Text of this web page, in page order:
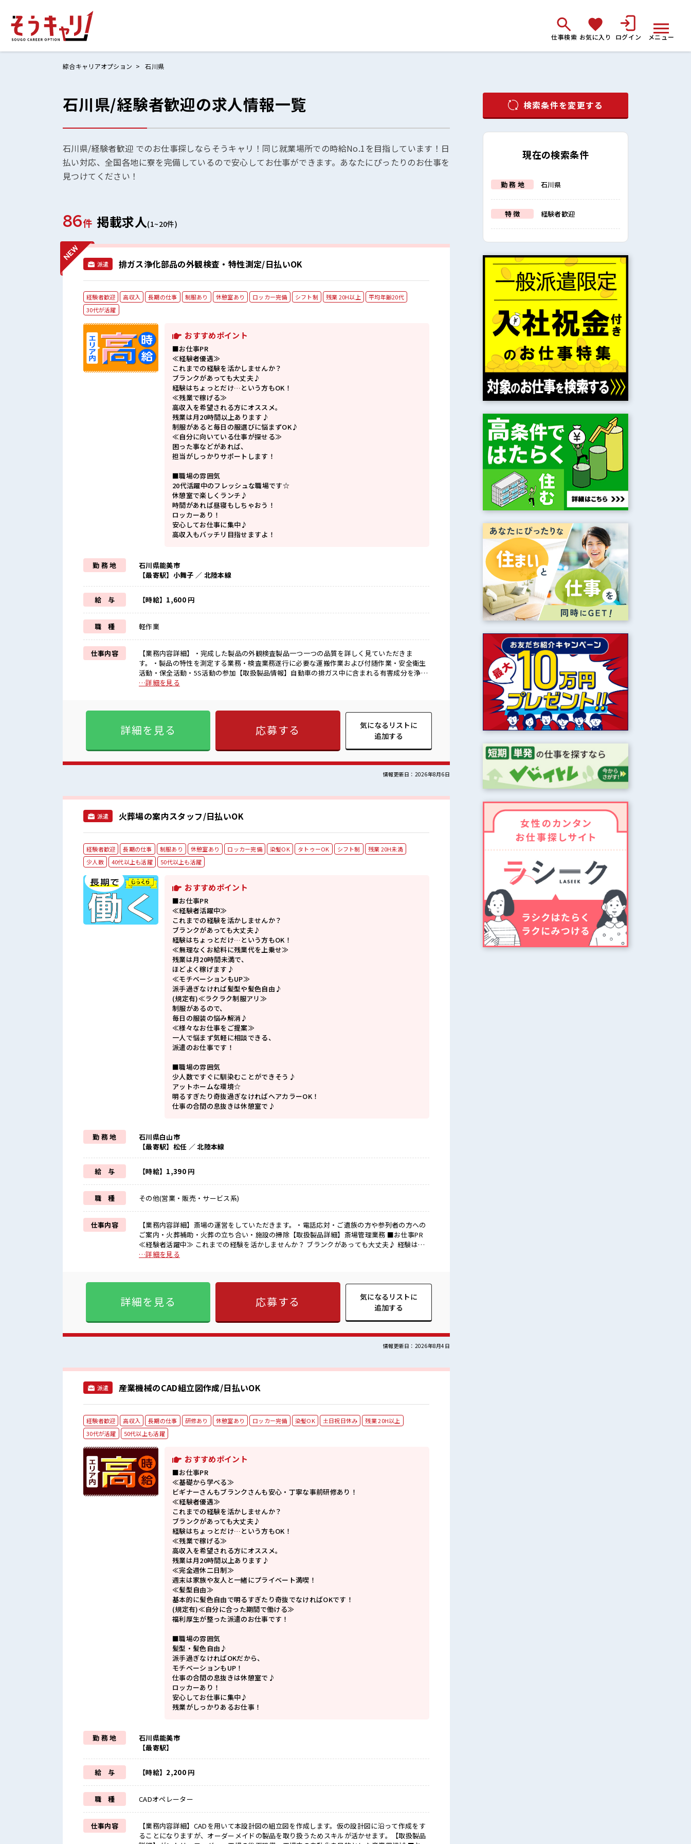
仕事検索 お気に入り ログイン メニュー
ホームにもどる
お気に入りリスト
お問い合わせ
綜合キャリアオプション 石川県
石川県/経験者歓迎の求人情報一覧
石川県/経験者歓迎 でのお仕事探しならそうキャリ！同じ就業場所での時給No.1を目指しています！日
払い対応、全国各地に寮を完備しているので安心してお仕事ができます。あなたにぴったりのお仕事を
見つけてください！
86件 掲載求人(1~20件)
派遣 排ガス浄化部品の外観検査・特性測定/日払いOK
経験者歓迎 高収入 長期の仕事 制服あり 休憩室あり ロッカー完備 シフト制 残業 20H以上
平均年齢20代
30代が活躍
おすすめポイント
■お仕事PR
≪経験者優遇≫
これまでの経験を活かしませんか？
ブランクがあっても大丈夫♪
経験はちょっとだけ…という方もOK！
≪残業で稼げる≫
高収入を希望される方にオススメ。
残業は月20時間以上あります♪
制服があると毎日の服選びに悩まずOK♪
≪自分に向いている仕事が探せる≫
困った事などがあれば、
担当がしっかりサポートします！
■職場の雰囲気
20代活躍中のフレッシュな職場です☆
休憩室で楽しくランチ♪
時間があれば昼寝もしちゃおう！
ロッカーあり！
安心してお仕事に集中♪
高収入もバッチリ目指せますよ！
勤 務 地
石川県能美市
【最寄駅】小舞子 ／ 北陸本線
給 与 【時給】1,600 円
職 種 軽作業
仕事内容
【業務内容詳細】・完成した製品の外観検査製品一つ一つの品質を詳しく見ていただきま
す。・製品の特性を測定する業務・検査業務遂行に必要な運搬作業および付随作業・安全衛生
活動・保全活動・5S活動の参加【取扱製品情報】自動車の排ガス中に含まれる有害成分を浄化
するための製品 ■お仕事PR ≪経験者優遇≫ これまでの経験を活かしませんか？ ブランクがあ
分に向いている仕事が探せる≫ 困った事などがあれば、 担当がしっかりサポートします！ ■
職場の雰囲気 20代活躍中のフレッシュな職場です☆ 休憩室で楽しくランチ♪ 時間があれば昼
寝もしちゃおう！ ロッカーあり！ 安心してお仕事に集中♪ 高収入もバッチリ目指せますよ！
…詳細を見る
詳細を見る 応募する
気になるリストに
追加する
情報更新日：2026年8月6日
派遣 火葬場の案内スタッフ/日払いOK
経験者歓迎 長期の仕事 制服あり 休憩室あり ロッカー完備 染髪OK タトゥーOK シフト制
残業 20H未満
少人数
40代以上も活躍 50代以上も活躍
おすすめポイント
■お仕事PR
≪経験者活躍中≫
これまでの経験を活かしませんか？
ブランクがあっても大丈夫♪
経験はちょっとだけ…という方もOK！
≪無理なくお給料に残業代を上乗せ≫
残業は月20時間未満で、
ほどよく稼げます♪
≪モチベーションもUP≫
派手過ぎなければ髪型や髪色自由♪
(規定有)≪ラクラク制服アリ≫
制服があるので、
毎日の服装の悩み解消♪
≪様々なお仕事をご提案≫
一人で悩まず気軽に相談できる、
派遣のお仕事です！
■職場の雰囲気
少人数ですぐに馴染むことができそう♪
アットホームな環境☆
明るすぎたり奇抜過ぎなければヘアカラーOK！
仕事の合間の息抜きは休憩室で♪
勤 務 地
石川県白山市
【最寄駅】松任 ／ 北陸本線
給 与 【時給】1,390 円
職 種 その他(営業・販売・サービス系)
仕事内容
【業務内容詳細】斎場の運営をしていただきます。・電話応対・ご遺族の方や参列者の方への
ご案内・火葬補助・火葬の立ち合い・施設の掃除【取扱製品詳細】斎場管理業務 ■お仕事PR
≪経験者活躍中≫ これまでの経験を活かしませんか？ ブランクがあっても大丈夫♪ 経験はち
ょっとだけ…という方もOK！ ≪無理なくお給料に残業代を上乗せ≫ 残業は月20時間未満で、
人で悩まず気軽に相談できる、 派遣のお仕事です！ ■職場の雰囲気 少人数ですぐに馴染むこ
とができそう♪ アットホームな環境☆ 明るすぎたり奇抜過ぎなければヘアカラーOK！ 仕事の
合間の息抜きは休憩室で♪
…詳細を見る
詳細を見る 応募する
気になるリストに
追加する
情報更新日：2026年8月4日
派遣 産業機械のCAD組立図作成/日払いOK
経験者歓迎 高収入 長期の仕事 研修あり 休憩室あり ロッカー完備 染髪OK 土日祝日休み
残業 20H以上
30代が活躍
50代以上も活躍
おすすめポイント
■お仕事PR
≪基礎から学べる≫
ビギナーさんもブランクさんも安心・丁寧な事前研修あり！
≪経験者優遇≫
これまでの経験を活かしませんか？
ブランクがあっても大丈夫♪
経験はちょっとだけ…という方もOK！
≪残業で稼げる≫
高収入を希望される方にオススメ。
残業は月20時間以上あります♪
≪完全週休二日制≫
週末は家族や友人と一緒にプライベート満喫！
≪髪型自由≫
基本的に髪色自由で明るすぎたり奇抜でなければOKです！
(規定有)≪自分に合った期間で働ける≫
福利厚生が整った派遣のお仕事です！
■職場の雰囲気
髪型・髪色自由♪
派手過ぎなければOKだから、
モチベーションもUP！
仕事の合間の息抜きは休憩室で♪
ロッカーあり！
安心してお仕事に集中♪
残業がしっかりあるお仕事！
勤 務 地
石川県能美市
【最寄駅】
給 与 【時給】2,200 円
職 種 CADオペレーター
仕事内容
【業務内容詳細】CADを用いて本設計図の組立図を作成します。仮の設計図に沿って作成をす
ることになりますが、オーダーメイドの製品を取り扱うためスキルが活かせます。【取扱製品
検索条件を変更する
現在の検索条件
勤 務 地 石川県
特 徴 経験者歓迎